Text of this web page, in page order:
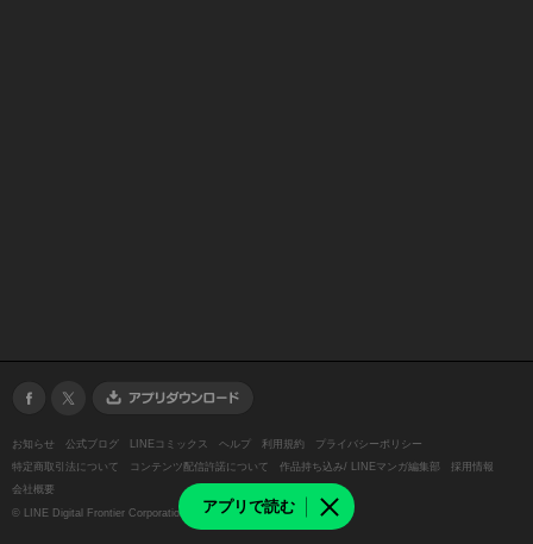
アプリで読む
お知らせ 公式ブログ LINEコミックス ヘルプ 利用規約
プライバシーポリシー
特定商取引法について
コンテンツ配信許諾について 作品持ち込み/ LINEマンガ編集部
採用情報
会社概要
© LINE Digital Frontier Corporation